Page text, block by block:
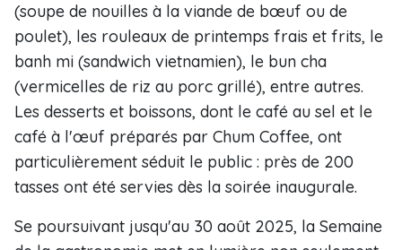
(soupe de nouilles à la viande de bœuf ou de
poulet), les rouleaux de printemps frais et frits, le
banh mi (sandwich vietnamien), le bun cha
(vermicelles de riz au porc grillé), entre autres.
Les desserts et boissons, dont le café au sel et le
café à l'œuf préparés par Chum Coffee, ont
particulièrement séduit le public : près de 200
tasses ont été servies dès la soirée inaugurale.
Se poursuivant jusqu'au 30 août 2025, la Semaine